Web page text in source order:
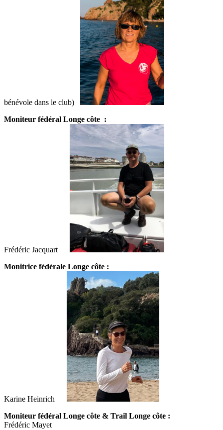
bénévole dans le club)
Moniteur fédéral Longe côte :
Frédéric Jacquart
Monitrice fédérale Longe côte :
Karine Heinrich
Moniteur fédéral Longe côte & Trail Longe côte :
Frédéric Mayet